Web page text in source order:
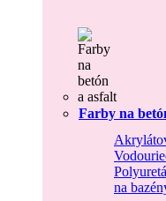
Farby na
na